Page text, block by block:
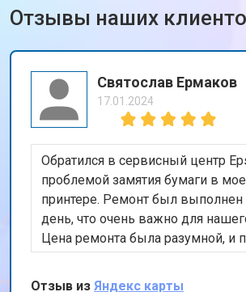
Отзывы наших
Святослав Ермаков
17.01.2024
Обратился в сервисный центр
проблемой замятия бумаги в
принтере. Ремонт был выполнен
день, что очень важно для
Цена ремонта была разумной, и
теперь работает безупречно.
быстрый и качественный сервис!
Отзыв из Яндекс карты